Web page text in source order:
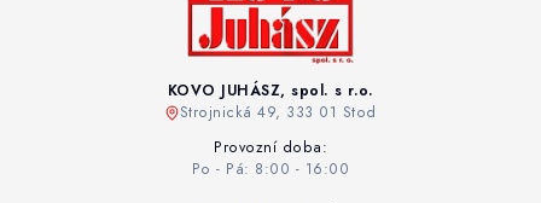
KOVO JUHÁSZ, spol. s r.o.
Strojnická 49, 333 01 Stod
Provozní doba:
Po - Pá: 8:00 - 16:00